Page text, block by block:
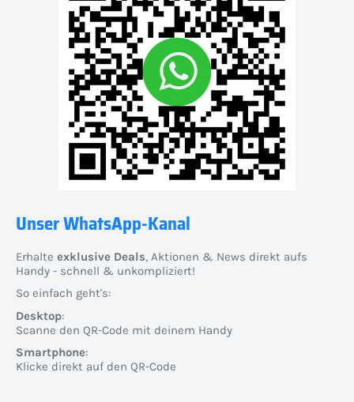
Unser WhatsApp-Kanal
Erhalte exklusive Deals, Aktionen & News direkt aufs
Handy - schnell & unkompliziert!
So einfach geht's:
Desktop:
Scanne den QR-Code mit deinem Handy
Smartphone:
Klicke direkt auf den QR-Code